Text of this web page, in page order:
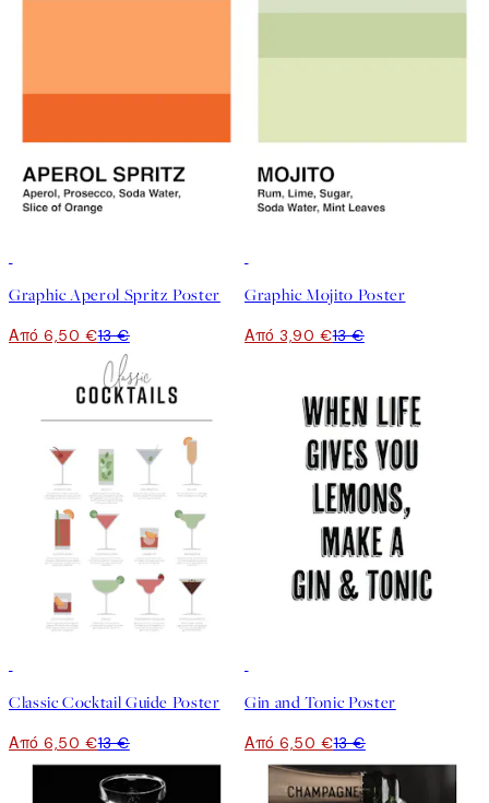
Graphic Aperol Spritz Poster
Από 6,50 €13 €
Graphic Mojito Poster
Από 3,90 €13 €
Classic Cocktail Guide Poster
Από 6,50 €13 €
Gin and Tonic Poster
Από 6,50 €13 €